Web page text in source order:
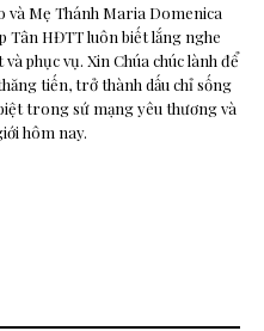
và Mẹ Thánh Maria Domenica
Tân HĐTT luôn biết lắng nghe
phục vụ. Xin Chúa chúc lành để
tiến, trở thành dấu chỉ sống
trong sứ mạng yêu thương và
hôm nay.